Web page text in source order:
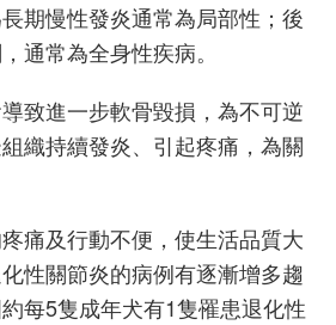
期慢性發炎通常為局部性；後
通常為全身性疾病。
致進一步軟骨毀損，為不可逆
織持續發炎、引起疼痛，為關
痛及行動不便，使生活品質大
性關節炎的病例有逐漸增多趨
每5隻成年犬有1隻罹患退化性